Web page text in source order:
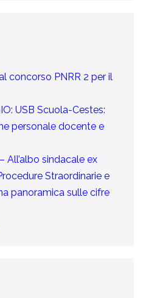
concorso PNRR 2 per il
USB Scuola-Cestes:
personale docente e
All’albo sindacale ex
Straordinarie e
panoramica sulle cifre